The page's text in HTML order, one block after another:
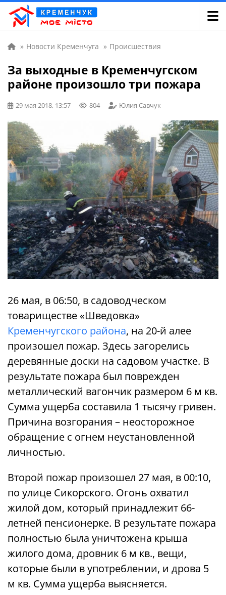
» Новости Кременчуга » Происшествия
За выходные в Кременчугском
районе произошло три пожара
29 мая 2018, 13:57 804 Юлия Савчук
26 мая, в 06:50, в садоводческом
товариществе «Шведовка»
Кременчугского района, на 20-й алее
произошел пожар. Здесь загорелись
деревянные доски на садовом участке. В
результате пожара был поврежден
металлический вагончик размером 6 м кв.
Сумма ущерба составила 1 тысячу гривен.
Причина возгорания – неосторожное
обращение с огнем неустановленной
личностью.
Второй пожар произошел 27 мая, в 00:10,
по улице Сикорского. Огонь охватил
жилой дом, который принадлежит 66-
летней пенсионерке. В результате пожара
полностью была уничтожена крыша
жилого дома, дровник 6 м кв., вещи,
которые были в употреблении, и дрова 5
м кв. Сумма ущерба выясняется.